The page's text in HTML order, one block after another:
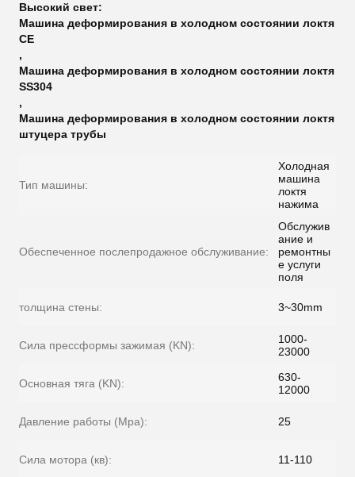
Высокий свет:
Машина деформирования в холодном состоянии локтя
CE
,
Машина деформирования в холодном состоянии локтя
SS304
,
Машина деформирования в холодном состоянии локтя
штуцера трубы
Тип машины:
Холодная
машина
локтя
нажима
Обеспеченное послепродажное обслуживание:
Обслужив
ание и
ремонтны
е услуги
поля
толщина стены: 3~30mm
Сила прессформы зажимая (KN):
1000-
23000
Основная тяга (KN):
630-
12000
Давление работы (Mpa): 25
Сила мотора (кв): 11-110